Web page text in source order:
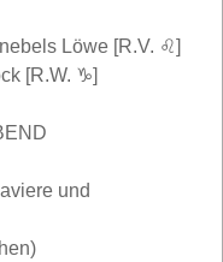
Löwe [R.V. ♌]
[R.W. ♑]
und